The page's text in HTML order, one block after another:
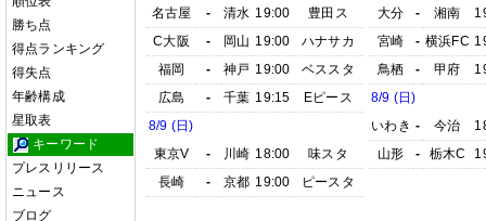
勝ち点
得点ランキング
得失点
年齢構成
星取表
キーワード
プレスリリース
ニュース
ブログ
名古屋
- 清水 19:00
豊田ス
C大阪
- 岡山 19:00
ハナサカ
福岡
- 神戸 19:00
ベススタ
広島
- 千葉 19:15
Eピース
8/9 (日)
東京V
- 川崎 18:00
味スタ
長崎
- 京都 19:00 ピースタ
大分
- 湘南
宮崎
- 横浜FC
鳥栖
- 甲府
8/9 (日)
いわき - 今治
山形
- 栃木C